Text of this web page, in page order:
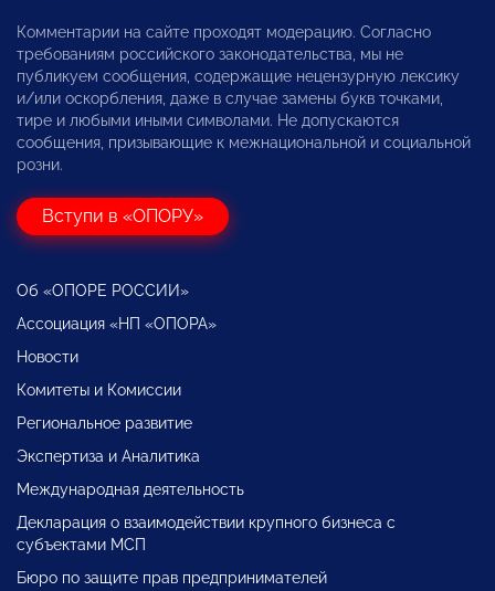
Комментарии на сайте проходят модерацию. Согласно
требованиям российского законодательства, мы не
публикуем сообщения, содержащие нецензурную лексику
и/или оскорбления, даже в случае замены букв точками,
тире и любыми иными символами. Не допускаются
сообщения, призывающие к межнациональной и социальной
розни.
Вступи в «ОПОРУ»
Об «ОПОРЕ РОССИИ»
Ассоциация «НП «ОПОРА»
Новости
Комитеты и Комиссии
Региональное развитие
Экспертиза и Аналитика
Международная деятельность
Декларация о взаимодействии крупного бизнеса с
субъектами МСП
Бюро по защите прав предпринимателей